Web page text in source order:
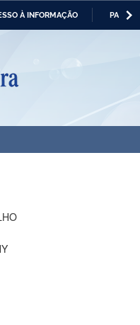
À INFORMAÇÃO